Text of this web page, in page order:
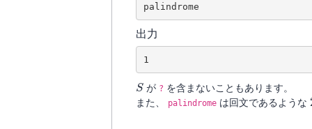
palindrome
出力
1
S
が ? を含まないこともあります。
また、
palindrome は回文であるような